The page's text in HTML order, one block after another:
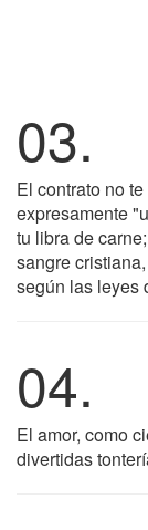
03.
El contrato no
expresamente
tu libra de
sangre
según las leyes
04.
El amor, como
divertidas